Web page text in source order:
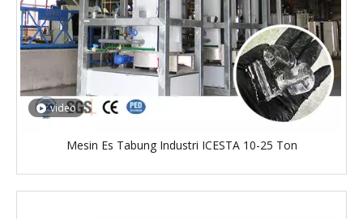
video
Mesin Es Tabung Industri ICESTA 10-25 Ton